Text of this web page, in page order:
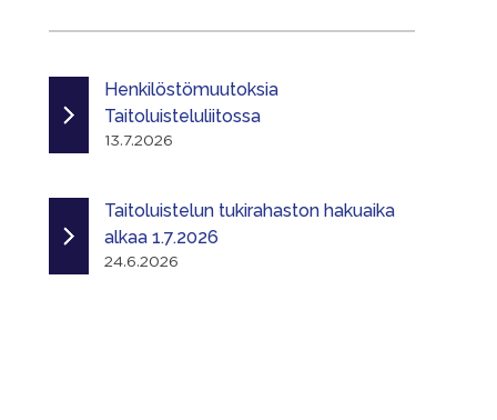
Henkilöstömuutoksia
Taitoluisteluliitossa
13.7.2026
Taitoluistelun tukirahaston hakuaika
alkaa 1.7.2026
24.6.2026